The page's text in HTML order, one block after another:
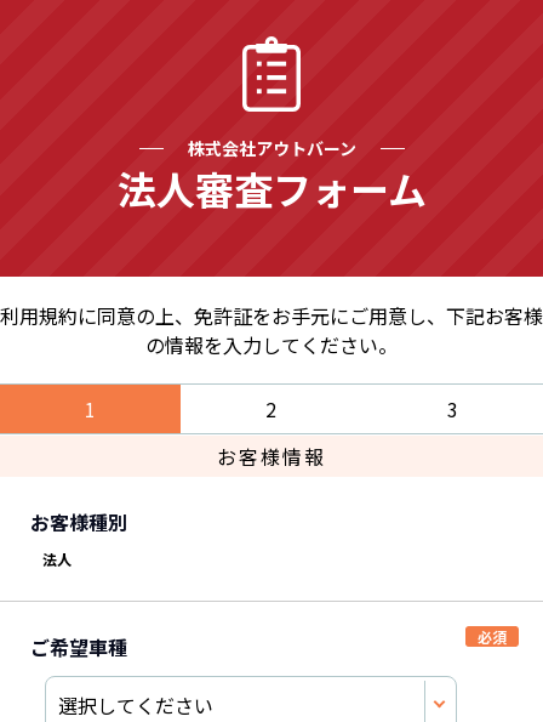
株式会社アウトバーン
法人審査フォーム
利用規約に同意の上、免許証をお手元にご用意し、下記お客様
の情報を入力してください。
1 2
3
お客様情報
お客様種別
法人
ご希望車種